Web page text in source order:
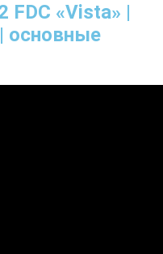
FDC «Vista» |
основные